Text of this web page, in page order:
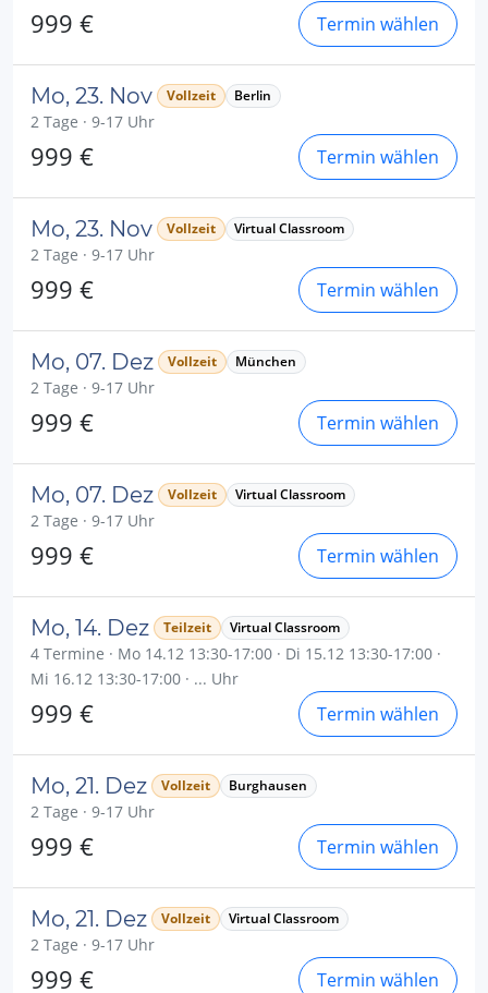
999 € Termin wählen
Mo, 23. Nov Vollzeit Berlin
2 Tage · 9-17 Uhr
999 € Termin wählen
Mo, 23. Nov Vollzeit Virtual Classroom
2 Tage · 9-17 Uhr
999 € Termin wählen
Mo, 07. Dez Vollzeit München
2 Tage · 9-17 Uhr
999 € Termin wählen
Mo, 07. Dez Vollzeit Virtual Classroom
2 Tage · 9-17 Uhr
999 € Termin wählen
Mo, 14. Dez Teilzeit Virtual Classroom
4 Termine · Mo 14.12 13:30-17:00 · Di 15.12 13:30-17:00 ·
Mi 16.12 13:30-17:00 · ... Uhr
999 € Termin wählen
Mo, 21. Dez Vollzeit Burghausen
2 Tage · 9-17 Uhr
999 € Termin wählen
Mo, 21. Dez Vollzeit Virtual Classroom
2 Tage · 9-17 Uhr
999 € Termin wählen